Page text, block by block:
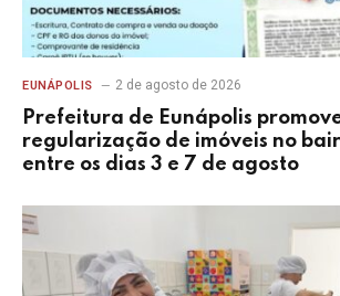
EUNÁPOLIS 2 de agosto de 2026
Prefeitura de Eunápolis
regularização de imóveis no
entre os dias 3 e 7 de agosto